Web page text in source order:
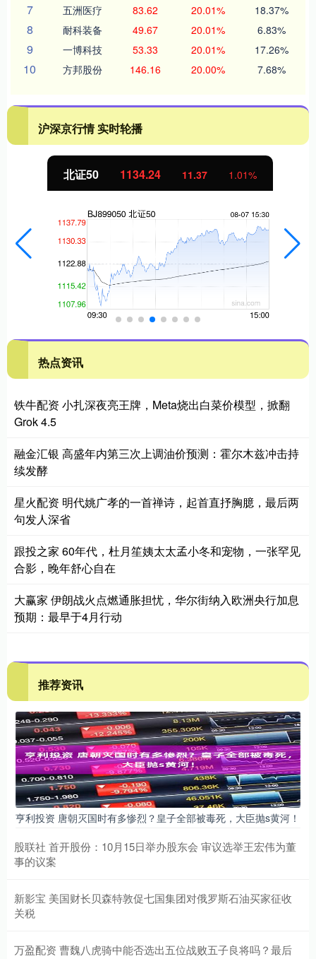
7 五洲医疗 83.62 20.01% 18.37%
8 耐科装备 49.67 20.01% 6.83%
9 一博科技 53.33 20.01% 17.26%
10 方邦股份 146.16 20.00% 7.68%
沪深京行情 实时轮播
北证50 1134.24 11.37 1.01%
热点资讯
铁牛配资 小扎深夜亮王牌，Meta烧出白菜价模型，掀翻
Grok 4.5
融金汇银 高盛年内第三次上调油价预测：霍尔木兹冲击持
续发酵
星火配资 明代姚广孝的一首禅诗，起首直抒胸臆，最后两
句发人深省
跟投之家 60年代，杜月笙姨太太孟小冬和宠物，一张罕见
合影，晚年舒心自在
大赢家 伊朗战火点燃通胀担忧，华尔街纳入欧洲央行加息
预期：最早于4月行动
推荐资讯
亨利投资 唐朝灭国时有多惨烈？皇子全部被毒死，大臣抛s黄河！
股联社 首开股份：10月15日举办股东会 审议选举王宏伟为董
事的议案
新影宝 美国财长贝森特敦促七国集团对俄罗斯石油买家征收
关税
万盈配资 曹魏八虎骑中能否选出五位战败五子良将吗？最后